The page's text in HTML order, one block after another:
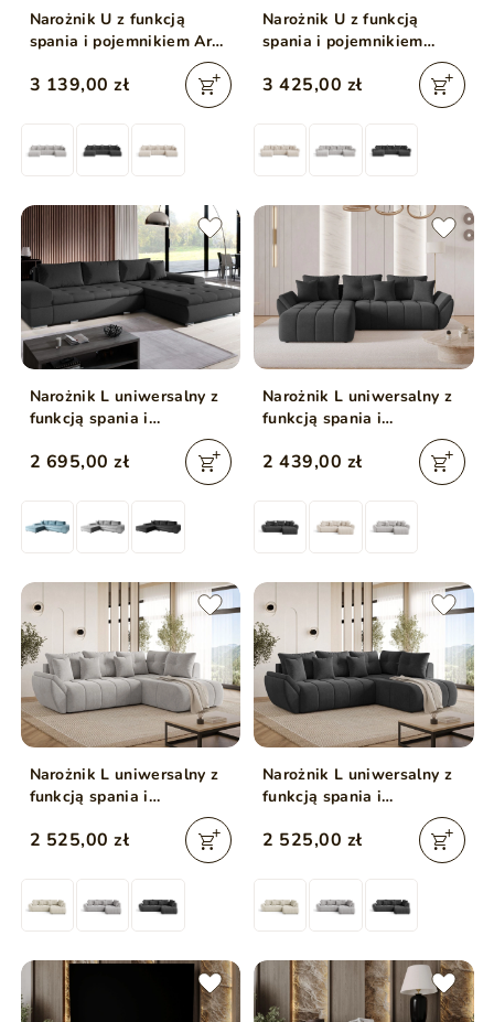
Narożnik U z funkcją
spania i pojemnikiem Ardi
3 139,00 zł
Narożnik U z funkcją
spania i pojemnikiem
3 425,00 zł
Narożnik L uniwersalny z
funkcją spania i
pojemnikiem Sonia Czarny
2 695,00 zł
Narożnik L uniwersalny z
funkcją spania i
Antracytowy
2 439,00 zł
Narożnik L uniwersalny z
funkcją spania i
pojemnikiem Genoa Jasny
szary
2 525,00 zł
Narożnik L uniwersalny z
funkcją spania i
Antracytowy
2 525,00 zł